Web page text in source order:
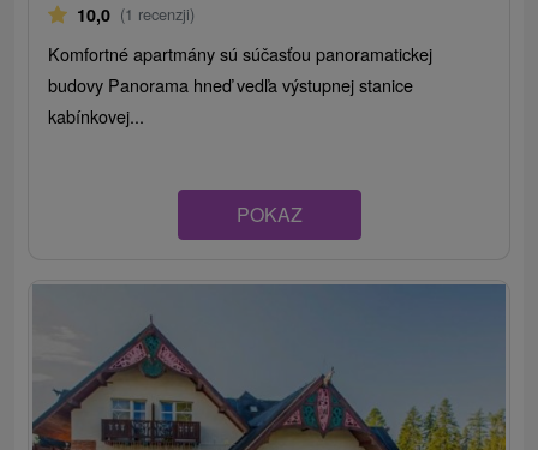
10,0 (1 recenzji)
Komfortné apartmány sú súčasťou panoramatickej
budovy Panorama hneď vedľa výstupnej stanice
kabínkovej...
POKAZ